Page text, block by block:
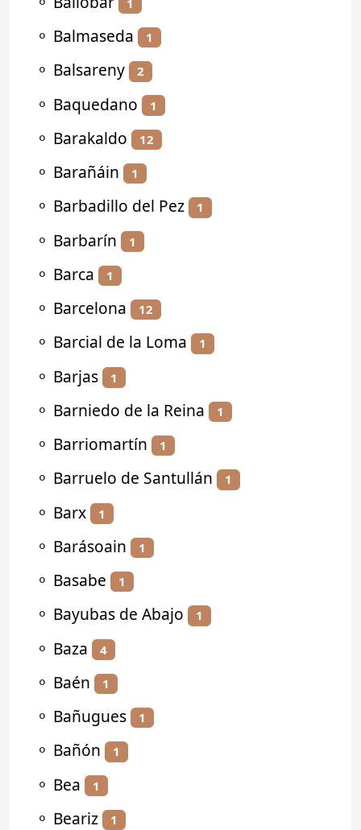
⚬ Balmaseda 1
⚬ Balsareny 2
⚬ Baquedano 1
⚬ Barakaldo 12
⚬ Barañáin 1
⚬ Barbadillo del Pez 1
⚬ Barbarín 1
⚬ Barca 1
⚬ Barcelona 12
⚬ Barcial de la Loma 1
⚬ Barjas 1
⚬ Barniedo de la Reina 1
⚬ Barriomartín 1
⚬ Barruelo de Santullán 1
⚬ Barx 1
⚬ Barásoain 1
⚬ Basabe 1
⚬ Bayubas de Abajo 1
⚬ Baza 4
⚬ Baén 1
⚬ Bañugues 1
⚬ Bañón 1
⚬ Bea 1
⚬ Beariz 1